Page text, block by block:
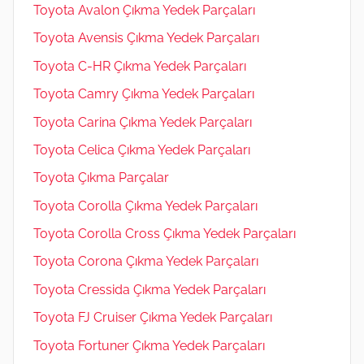
Toyota Avalon Çıkma Yedek Parçaları
Toyota Avensis Çıkma Yedek Parçaları
Toyota C-HR Çıkma Yedek Parçaları
Toyota Camry Çıkma Yedek Parçaları
Toyota Carina Çıkma Yedek Parçaları
Toyota Celica Çıkma Yedek Parçaları
Toyota Çıkma Parçalar
Toyota Corolla Çıkma Yedek Parçaları
Toyota Corolla Cross Çıkma Yedek Parçaları
Toyota Corona Çıkma Yedek Parçaları
Toyota Cressida Çıkma Yedek Parçaları
Toyota FJ Cruiser Çıkma Yedek Parçaları
Toyota Fortuner Çıkma Yedek Parçaları